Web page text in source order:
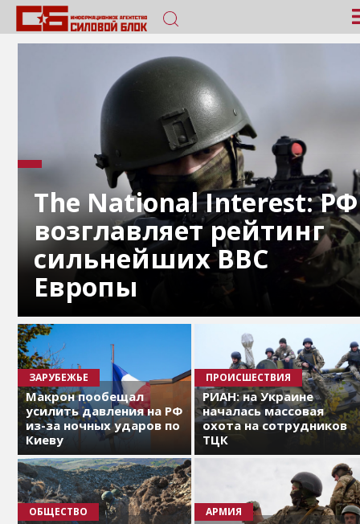
The National Interest: РФ
возглавляет рейтинг
сильнейших ВВС
Европы
ЗАРУБЕЖЬЕ
Макрон пообещал
усилить давления на РФ
из-за ночных ударов по
Киеву
ПРОИСШЕСТВИЯ
РИАН: на Украине
началась массовая
охота на сотрудников
ТЦК
ОБЩЕСТВО АРМИЯ